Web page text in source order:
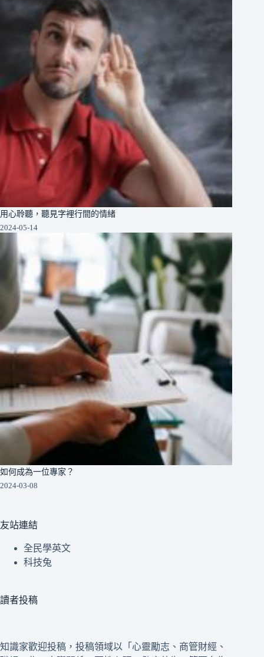
用心聆聽，聽見字裡行間的情緒
2024-05-14
如何成為一位專家？
2024-03-08
友站連結
全民學英文
科技兔
讀者投稿
知識家歡迎投稿，投稿領域以「心靈勵志、商管財經、